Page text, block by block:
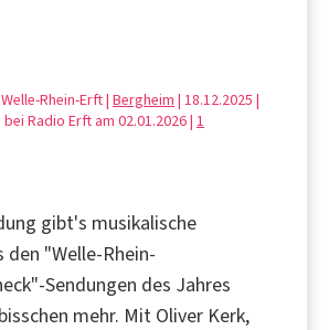
Rhein-Erft | Bergheim | 18.12.2025 |
Radio Erft am 02.01.2026 | 1
gibt's musikalische
den "Welle-Rhein-
Sendungen des Jahres
mehr. Mit Oliver Kerk,